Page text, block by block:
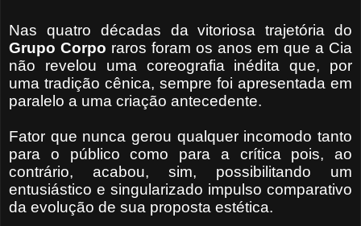
Nas quatro décadas da vitoriosa trajetória do
Grupo Corpo raros foram os anos em que a Cia
não revelou uma coreografia inédita que, por
uma tradição cênica, sempre foi apresentada em
paralelo a uma criação antecedente.
Fator que nunca gerou qualquer incomodo tanto
para o público como para a crítica pois, ao
contrário, acabou, sim, possibilitando um
entusiástico e singularizado impulso comparativo
da evolução de sua proposta estética.